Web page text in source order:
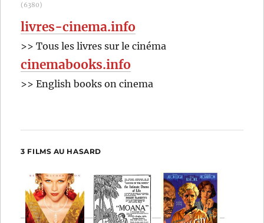
(6380)
livres-cinema.info
>> Tous les livres sur le cinéma
cinemabooks.info
>> English books on cinema
3 FILMS AU HASARD